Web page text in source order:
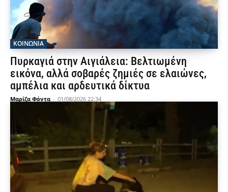
ΚΟΙΝΩΝΙΑ
Πυρκαγιά στην Αιγιάλεια: Βελτιωμένη
εικόνα, αλλά σοβαρές ζημιές σε ελαιώνες,
αμπέλια και αρδευτικά δίκτυα
Μαρίζα Φόντα - 01/08/2026 22:34